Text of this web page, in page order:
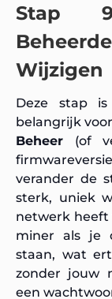
Stap
Wijzigen
Deze stap
belangrijk
Beheer (of
verander de
sterk, uniek
netwerk heeft
miner als je
staan, wat
zonder jouw
een